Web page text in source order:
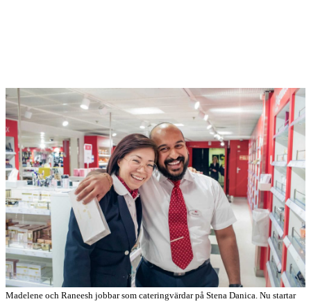
Madelene och Raneesh jobbar som cateringvärdar på Stena Danica. Nu startar